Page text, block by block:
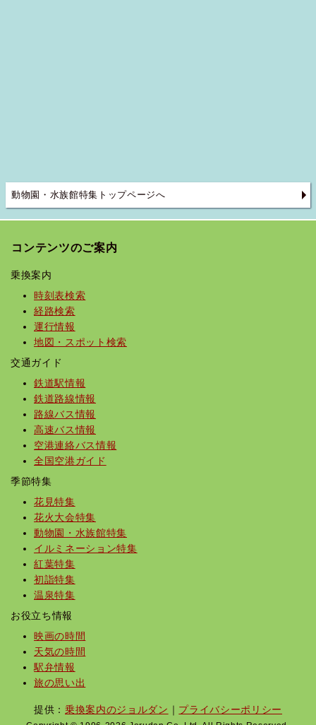
動物園・水族館特集トップページへ
コンテンツのご案内
乗換案内
時刻表検索
経路検索
運行情報
地図・スポット検索
交通ガイド
鉄道駅情報
鉄道路線情報
路線バス情報
高速バス情報
空港連絡バス情報
全国空港ガイド
季節特集
花見特集
花火大会特集
動物園・水族館特集
イルミネーション特集
紅葉特集
初詣特集
温泉特集
お役立ち情報
映画の時間
天気の時間
駅弁情報
旅の思い出
提供： 乗換案内のジョルダン ｜ プライバシーポリシー